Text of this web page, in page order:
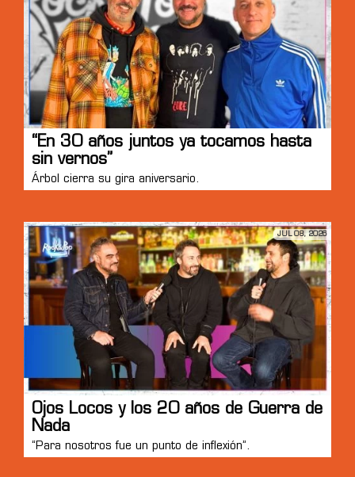
“En 30 años juntos ya tocamos hasta
sin vernos”
Árbol cierra su gira aniversario.
JUL 08, 2026
Ojos Locos y los 20 años de Guerra de
Nada
“Para nosotros fue un punto de inflexión”.